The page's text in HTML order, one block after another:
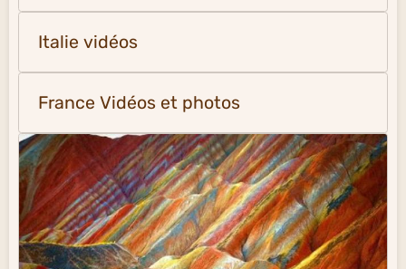
Italie vidéos
France Vidéos et photos